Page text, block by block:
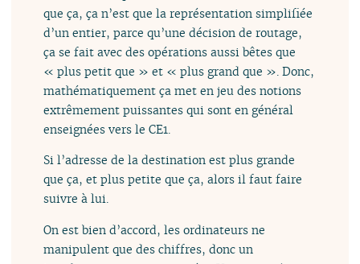
que ça, ça n’est que la représentation simplifiée
d’un entier, parce qu’une décision de routage,
ça se fait avec des opérations aussi bêtes que
« plus petit que » et « plus grand que ». Donc,
mathématiquement ça met en jeu des notions
extrêmement puissantes qui sont en général
enseignées vers le CE1.
Si l’adresse de la destination est plus grande
que ça, et plus petite que ça, alors il faut faire
suivre à lui.
On est bien d’accord, les ordinateurs ne
manipulent que des chiffres, donc un